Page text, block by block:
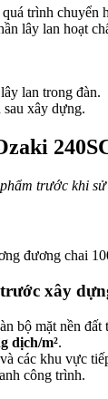
trình chuyển
lây lan hoạt
lan trong đàn.
xây dựng.
trước khi
đương chai
xây
bộ mặt nền
dịch/m².
các khu vực
công trình.